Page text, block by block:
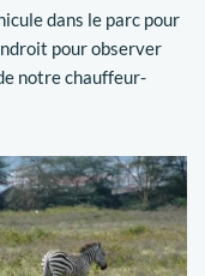
dans le parc pour
pour observer
notre chauffeur-